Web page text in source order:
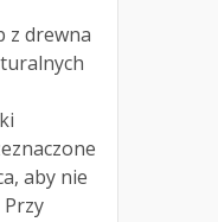
z drewna
aby nie
Przy